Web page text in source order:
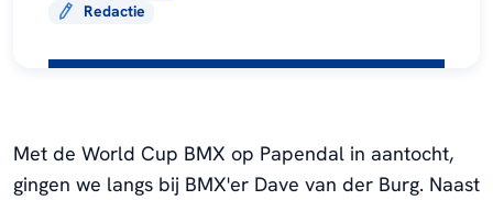
Redactie
Met de World Cup BMX op Papendal in aantocht,
gingen we langs bij BMX'er Dave van der Burg. Naast